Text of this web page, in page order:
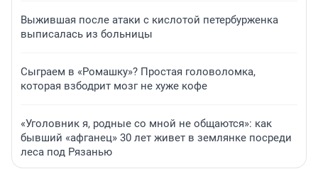
Выжившая после атаки с кислотой петербурженка
выписалась из больницы
Сыграем в «Ромашку»? Простая головоломка,
которая взбодрит мозг не хуже кофе
«Уголовник я, родные со мной не общаются»: как
бывший «афганец» 30 лет живет в землянке посреди
леса под Рязанью